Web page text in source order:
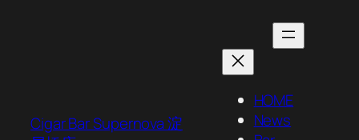
Cigar Bar Supernova 淀
HOME
News